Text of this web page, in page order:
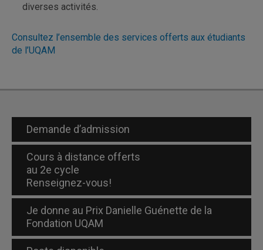
diverses activités.
Consultez l’ensemble des services offerts aux étudiants
de l’UQAM
Demande d’admission
Cours à distance offerts
au 2e cycle
Renseignez-vous!
Je donne au Prix Danielle Guénette de la
Fondation UQAM